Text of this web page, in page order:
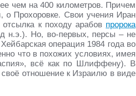
чем на 400 километров. Причем
о Прохоровке. Свои учения Иран
к походу арабов пророка
н.э.). Но, во-первых, персы – не
операция 1984 года во
что в похожих условиях, имея
всё как по Шлиффену). В
отношение к Израилю в виде